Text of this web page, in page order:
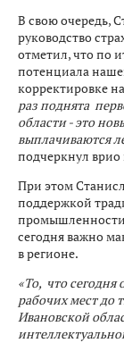
В свою очередь,
руководство
отметил, что по
потенциала
корректировке
раз поднята
области - это
выплачиваются
подчеркнул врио
При этом
поддержкой
промышленности
сегодня важно
в регионе.
«То, что сегодня
рабочих мест до
Ивановской